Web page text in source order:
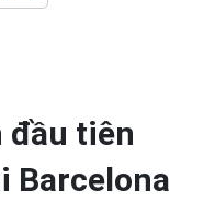
đầu tiên
Barcelona